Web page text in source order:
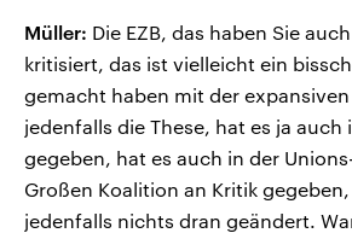
Müller: Die EZB, das haben Sie
kritisiert, das ist vielleicht ein
gemacht haben mit der
jedenfalls die These, hat es ja auch
gegeben, hat es auch in der
Großen Koalition an Kritik
jedenfalls nichts dran geändert.